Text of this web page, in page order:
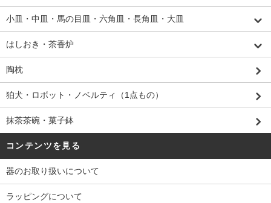
小皿・中皿・馬の目皿・六角皿・長角皿・大皿
はしおき・茶香炉
陶枕
狛犬・ロボット・ノベルティ（1点もの）
抹茶茶碗・菓子鉢
コンテンツを見る
器のお取り扱いについて
ラッピングについて